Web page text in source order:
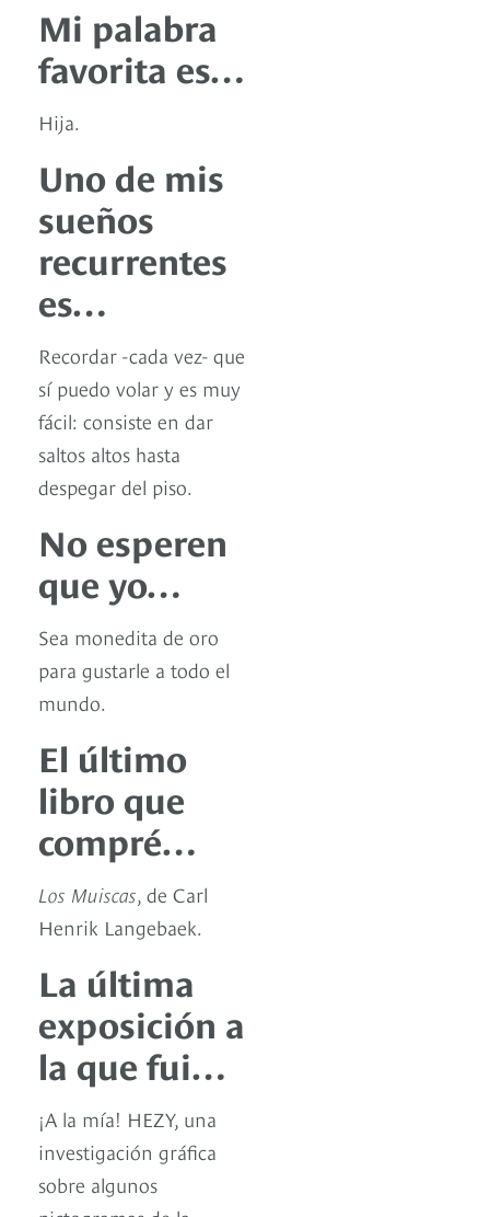
Mi palabra
favorita es…
Hija.
Uno de mis
sueños
recurrentes
es…
Recordar -cada vez- que
sí puedo volar y es muy
fácil: consiste en dar
saltos altos hasta
despegar del piso.
No esperen
que yo…
Sea monedita de oro
para gustarle a todo el
mundo.
El último
libro que
compré…
Los Muiscas, de Carl
Henrik Langebaek.
La última
exposición a
la que fui…
¡A la mía! HEZY, una
investigación gráfica
sobre algunos